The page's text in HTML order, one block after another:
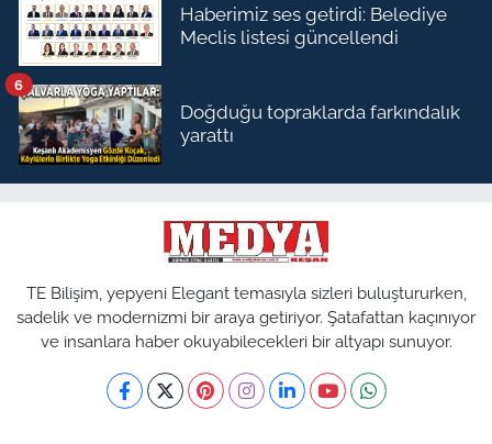
Haberimiz ses getirdi: Belediye
Meclis listesi güncellendi
Doğduğu topraklarda farkındalık
yarattı
6
TE Bilişim, yepyeni Elegant temasıyla sizleri buluştururken,
sadelik ve modernizmi bir araya getiriyor. Şatafattan kaçınıyor
ve insanlara haber okuyabilecekleri bir altyapı sunuyor.